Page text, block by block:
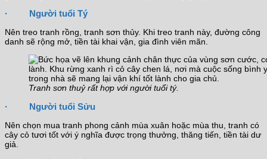
· Người tuổi Tý
Nên treo tranh rồng, tranh sơn thủy. Khi treo tranh này, đường công
danh sẽ rộng mở, tiền tài khai vận, gia đình viên mãn.
Tranh sơn thuỷ rất hợp với người tuổi tý.
· Người tuổi Sửu
Nên chọn mua tranh phong cảnh mùa xuân hoặc mùa thu, tranh có
cây cỏ tươi tốt với ý nghĩa được trọng thưởng, thăng tiến, tiền tài dư
giả.